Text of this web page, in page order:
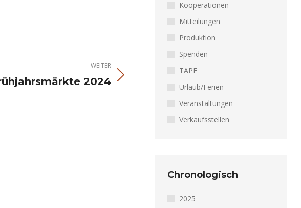
WEITER
2024
Kooperationen
Mitteilungen
Produktion
Spenden
TAPE
Urlaub/Ferien
Veranstaltungen
Verkaufsstellen
Chronologisch
2025